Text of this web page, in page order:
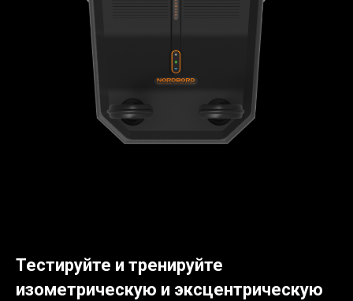
Тестируйте и тренируйте
изометрическую и эксцентрическую